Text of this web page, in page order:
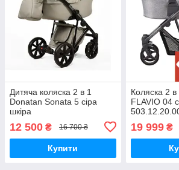
Дитяча коляска 2 в 1
Donatan Sonata 5 сіра
шкіра
12 500 ₴ 16 700 ₴
Купити
Коляска 2
FLAVIO 04
19 999₴